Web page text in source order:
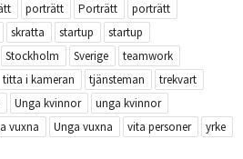
porträtt Porträtt
porträtt
skratta startup
startup
Stockholm Sverige
teamwork
titta i kameran tjänsteman
trekvart
Unga kvinnor
unga kvinnor
vuxna Unga vuxna vita personer
yrke